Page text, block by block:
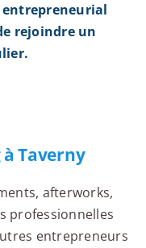
entrepreneurial
rejoindre un
Taverny
afterworks,
professionnelles
entrepreneurs